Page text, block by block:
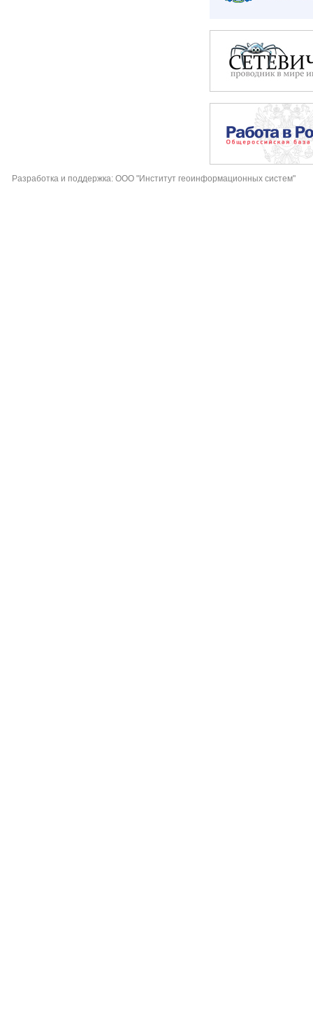
Разработка и поддержка: ООО "Институт геоинформационных систем"